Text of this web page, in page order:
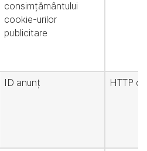
consimțământului
cookie-urilor
publicitare
ID anunț HTTP